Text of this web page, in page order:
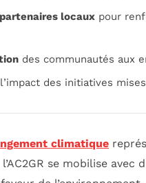
partenaires locaux pour
des communautés aux
des initiatives
climatique
se mobilise avec